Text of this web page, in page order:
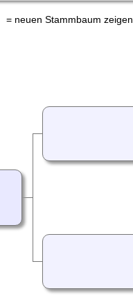
= neuen Stammbaum zeigen